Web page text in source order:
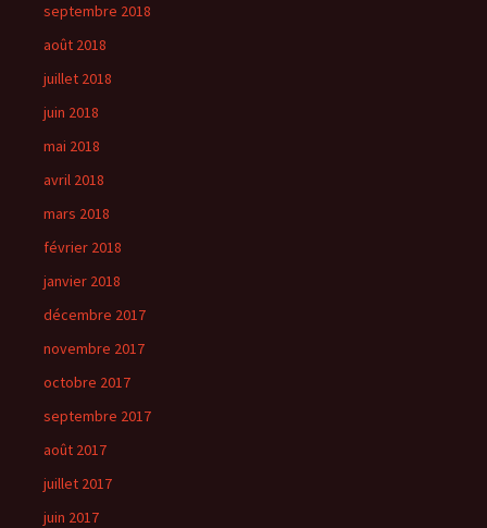
septembre 2018
août 2018
juillet 2018
juin 2018
mai 2018
avril 2018
mars 2018
février 2018
janvier 2018
décembre 2017
novembre 2017
octobre 2017
septembre 2017
août 2017
juillet 2017
juin 2017